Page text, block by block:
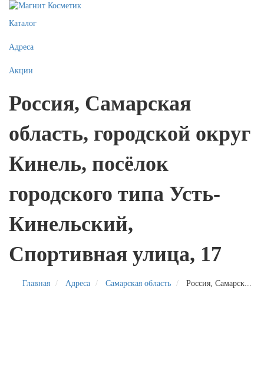
Каталог
Адреса
Акции
Россия, Самарская
область, городской округ
Кинель, посёлок
городского типа Усть-
Кинельский,
Спортивная улица, 17
Главная Адреса Самарская область Россия, Самарск...